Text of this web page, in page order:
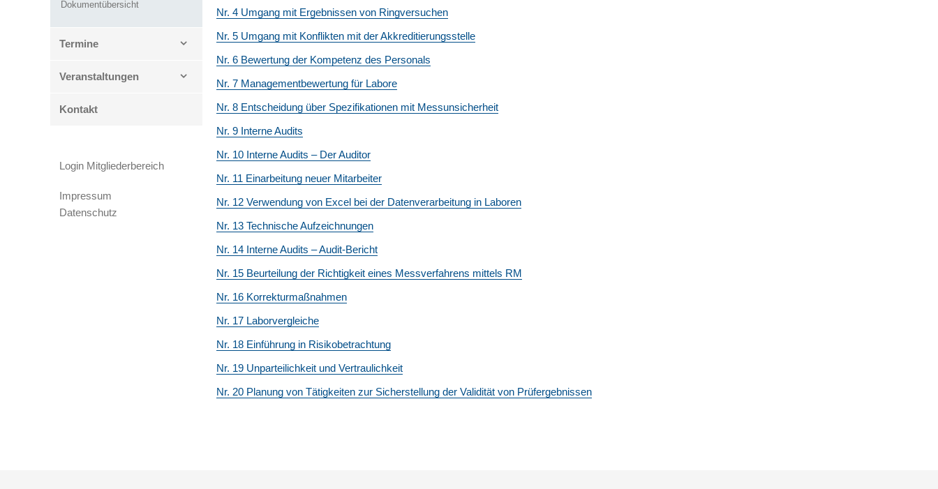
Nr. 4 Umgang mit Ergebnissen von Ringversuchen
Nr. 5 Umgang mit Konflikten mit der Akkreditierungsstelle
Nr. 6 Bewertung der Kompetenz des Personals
Nr. 7 Managementbewertung für Labore
Nr. 8 Entscheidung über Spezifikationen mit Messunsicherheit
Nr. 9 Interne Audits
Nr. 10 Interne Audits – Der Auditor
Nr. 11 Einarbeitung neuer Mitarbeiter
Nr. 12 Verwendung von Excel bei der Datenverarbeitung in Laboren
Nr. 13 Technische Aufzeichnungen
Nr. 14 Interne Audits – Audit-Bericht
Nr. 15 Beurteilung der Richtigkeit eines Messverfahrens mittels RM
Nr. 16 Korrekturmaßnahmen
Nr. 17 Laborvergleiche
Nr. 18 Einführung in Risikobetrachtung
Nr. 19 Unparteilichkeit und Vertraulichkeit
Nr. 20 Planung von Tätigkeiten zur Sicherstellung der Validität von Prüfergebnissen
Dokumentübersicht
Termine
Veranstaltungen
Kontakt
Login Mitgliederbereich
Impressum
Datenschutz